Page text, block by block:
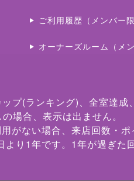
ご利用履歴（メンバー限
オーナーズルーム（メ
プ(ランキング)、全室達成
場合、表示は出ません。
ない場合、来店回数・ポ
り1年です。1年が過ぎた